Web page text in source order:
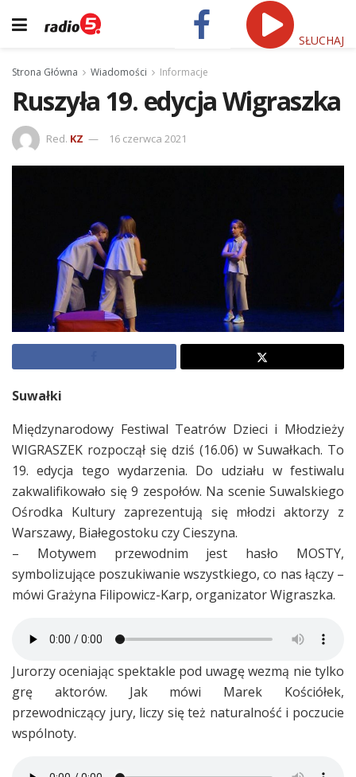
SŁUCHAJ
Strona Główna Wiadomości Informacje
Ruszyła 19. edycja Wigraszka
Red. KZ 16 czerwca 2021
Suwałki
Międzynarodowy Festiwal Teatrów Dzieci i Młodzieży
WIGRASZEK rozpoczął się dziś (16.06) w Suwałkach. To
19. edycja tego wydarzenia. Do udziału w festiwalu
zakwalifikowało się 9 zespołów. Na scenie Suwalskiego
Ośrodka Kultury zaprezentują się młodzi aktorzy z
Warszawy, Białegostoku czy Cieszyna.
– Motywem przewodnim jest hasło MOSTY,
symbolizujące poszukiwanie wszystkiego, co nas łączy –
mówi Grażyna Filipowicz-Karp, organizator Wigraszka.
Jurorzy oceniając spektakle pod uwagę wezmą nie tylko
grę aktorów. Jak mówi Marek Kościółek,
przewodniczący jury, liczy się też naturalność i poczucie
wspólnoty.